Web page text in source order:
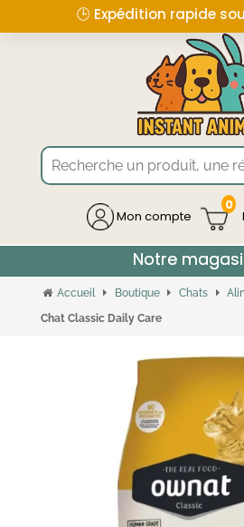
🕒 Expédition rapide
Mon compte
0
Accueil Boutique Chats
Chat Classic Daily Care